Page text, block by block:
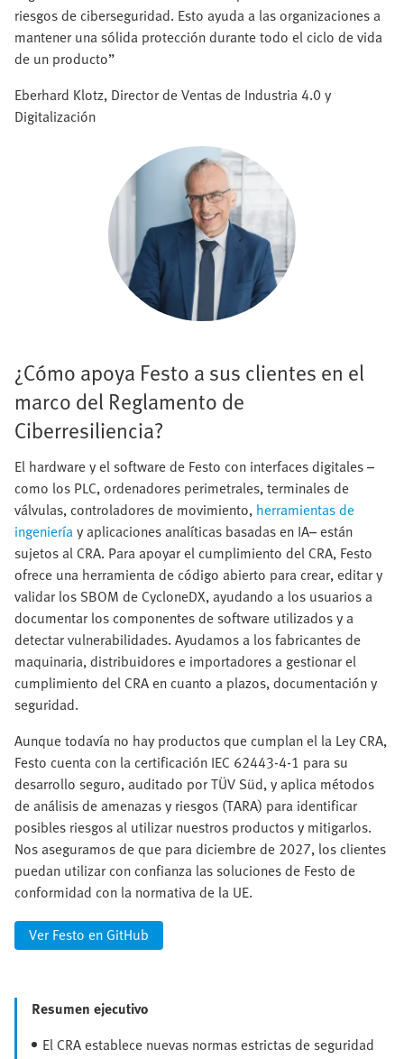
riesgos de ciberseguridad. Esto ayuda a las organizaciones a
mantener una sólida protección durante todo el ciclo de vida
de un producto”
Eberhard Klotz, Director de Ventas de Industria 4.0 y
Digitalización
¿Cómo apoya Festo a sus clientes en el
marco del Reglamento de
Ciberresiliencia?
El hardware y el software de Festo con interfaces digitales –
como los PLC, ordenadores perimetrales, terminales de
válvulas, controladores de movimiento, herramientas de
ingenieríay aplicaciones analíticas basadas en IA– están
sujetos al CRA. Para apoyar el cumplimiento del CRA, Festo
ofrece una herramienta de código abierto para crear, editar y
validar los SBOM de CycloneDX, ayudando a los usuarios a
documentar los componentes de software utilizados y a
detectar vulnerabilidades. Ayudamos a los fabricantes de
maquinaria, distribuidores e importadores a gestionar el
cumplimiento del CRA en cuanto a plazos, documentación y
seguridad.
Aunque todavía no hay productos que cumplan el la Ley CRA,
Festo cuenta con la certificación IEC 62443-4-1 para su
desarrollo seguro, auditado por TÜV Süd, y aplica métodos
de análisis de amenazas y riesgos (TARA) para identificar
posibles riesgos al utilizar nuestros productos y mitigarlos.
Nos aseguramos de que para diciembre de 2027, los clientes
puedan utilizar con confianza las soluciones de Festo de
conformidad con la normativa de la UE.
Ver Festo en GitHub
Resumen ejecutivo
El CRA establece nuevas normas estrictas de seguridad